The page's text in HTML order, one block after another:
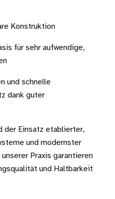
Konstruktion
für sehr aufwendige,
und schnelle
dank guter
der Einsatz etablierter,
und modernster
Praxis garantieren
und Haltbarkeit